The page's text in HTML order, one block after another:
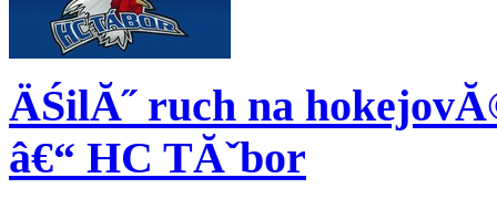
ÄŚilĂ˝ ruch na
â€“ HC TĂˇbor